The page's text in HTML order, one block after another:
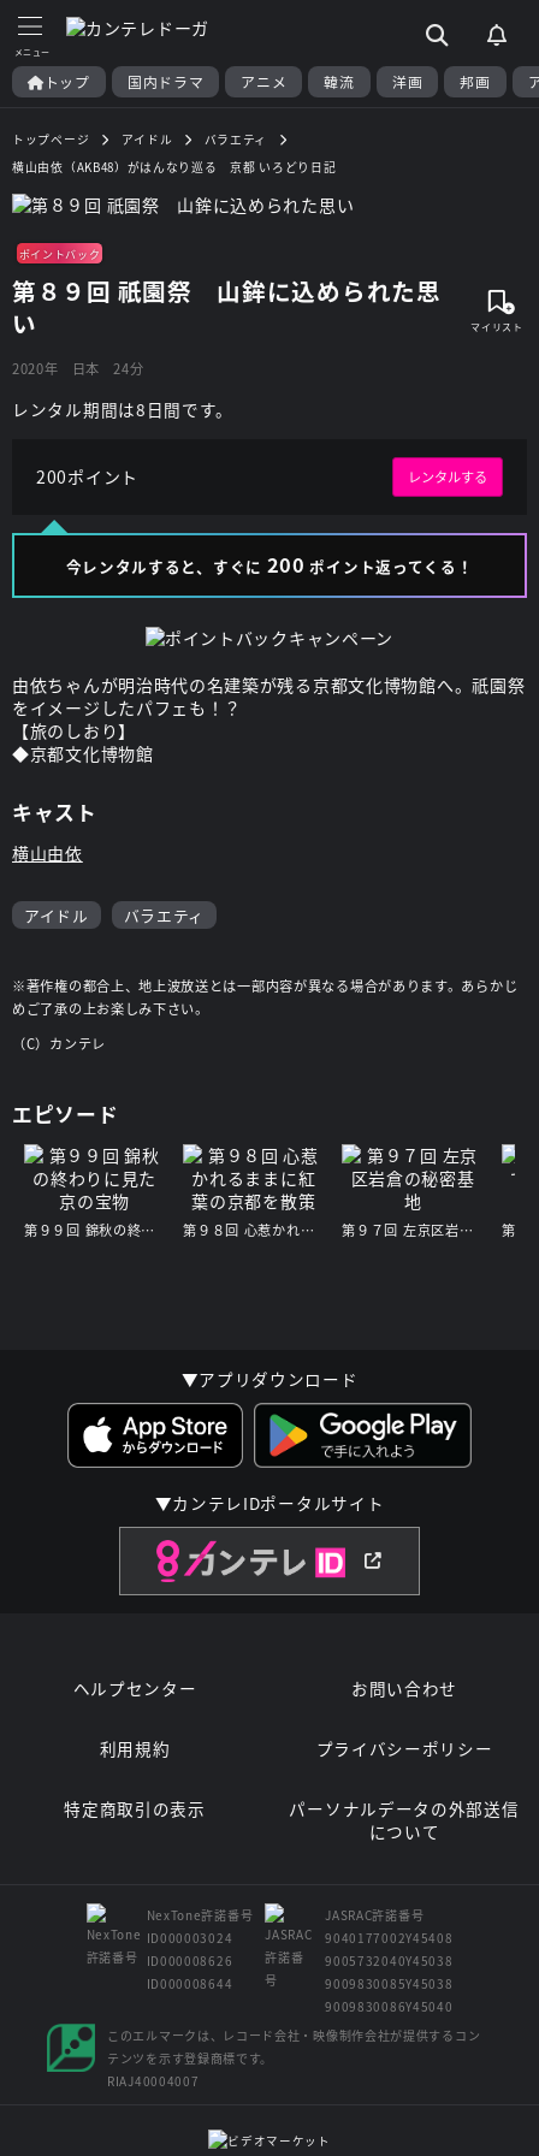
トップ 国内ドラマ アニメ 韓流 洋画 邦画
トップページ アイドル
バラエティ
横山由依（AKB48）がはんなり巡る 京都 いろどり日記
ポイントバック
第８９回 祇園祭 山鉾に込められた思
い
2020年 日本 24分
レンタル期間は8日間です。
200ポイント レンタルする
今レンタルすると、すぐに 200 ポイント返ってくる！
由依ちゃんが明治時代の名建築が残る京都文化博物館へ。祇園祭
をイメージしたパフェも！？
【旅のしおり】
◆京都文化博物館
キャスト
横山由依
アイドル バラエティ
※著作権の都合上、地上波放送とは一部内容が異なる場合があります。あらかじ
めご了承の上お楽しみ下さい。
（C）カンテレ
エピソード
第９９回 錦秋の終わりに見た 京の宝物 第９８回 心惹かれるままに紅葉の京都を散策 第９７回 左京区岩倉の秘密基地
▼アプリダウンロード
▼カンテレIDポータルサイト
ヘルプセンター お問い合わせ
利用規約 プライバシーポリシー
特定商取引の表示
パーソナルデータの外部送信
について
NexTone許諾番号
ID000003024
ID000008626
ID000008644
JASRAC許諾番号
9040177002Y45408
9005732040Y45038
9009830085Y45038
9009830086Y45040
このエルマークは、レコード会社・映像制作会社が提供するコン
テンツを示す登録商標です。
RIAJ40004007